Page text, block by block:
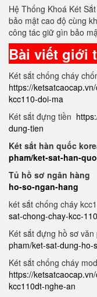
Hệ Thống Khoá Két
bảo mật cao độ cùng
công tác giữ gìn bảo
Bài viết giới
Két sắt chống cháy
https://
kcc110-doi-ma
Két sắt đựng tiền
dung-tien
Két sắt hàn quốc
pham/ket-sat-han-
Tủ hồ sơ ngân hàng
ho-so-ngan-hang
két sắt chống cháy
sat-chong-chay-kcc-
Két sắt đựng hồ sơ văn
pham/ket-sat-dung-ho-
Két sắt chống cháy
https://
kcc110dt-nghe-an